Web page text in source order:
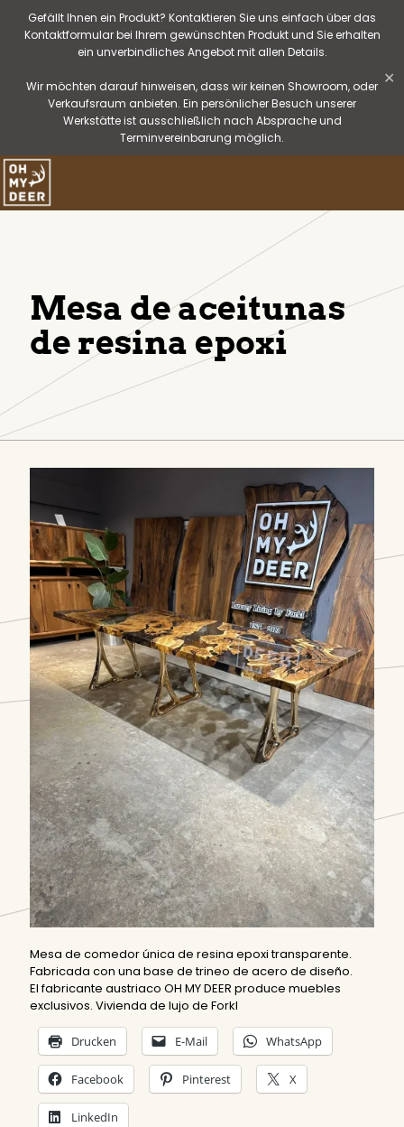
Gefällt Ihnen ein Produkt? Kontaktieren Sie uns einfach über das
Kontaktformular bei Ihrem gewünschten Produkt und Sie erhalten
ein unverbindliches Angebot mit allen Details.
Wir möchten darauf hinweisen, dass wir keinen Showroom, oder
Verkaufsraum anbieten. Ein persönlicher Besuch unserer
Werkstätte ist ausschließlich nach Absprache und
Terminvereinbarung möglich.
✕
Mesa de aceitunas
de resina epoxi
Mesa de comedor única de resina epoxi transparente.
Fabricada con una base de trineo de acero de diseño.
El fabricante austriaco OH MY DEER produce muebles
exclusivos. Vivienda de lujo de Forkl
Drucken E-Mail WhatsApp
Facebook Pinterest X
LinkedIn